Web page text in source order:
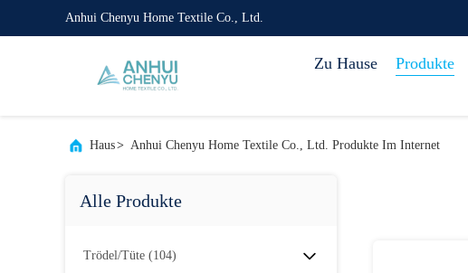
Anhui Chenyu Home Textile Co., Ltd.
Zu Hause Produkte
Haus> Anhui Chenyu Home Textile Co., Ltd. Produkte Im Internet
Alle Produkte
Trödel/Tüte (104)